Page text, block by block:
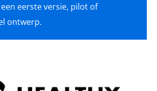
eerste versie, pilot of
ontwerp.